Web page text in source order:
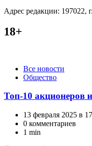
Адрес редакции: 197022,
18+
КатегорииВсе новости
Общество
Топ-10 акционеров
13 февраля 2025 в
0 комментариев
1 min